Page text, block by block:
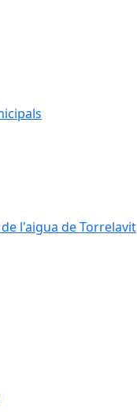
l'aigua de Torrelavit